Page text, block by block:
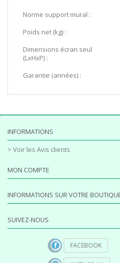
Norme support mural :
Poids net (kg) :
Dimensions écran seul
(LxHxP) :
Garantie (années) :
INFORMATIONS
> Voir les Avis clients
MON COMPTE
INFORMATIONS SUR VOTRE
SUIVEZ-NOUS
FACEBOOK